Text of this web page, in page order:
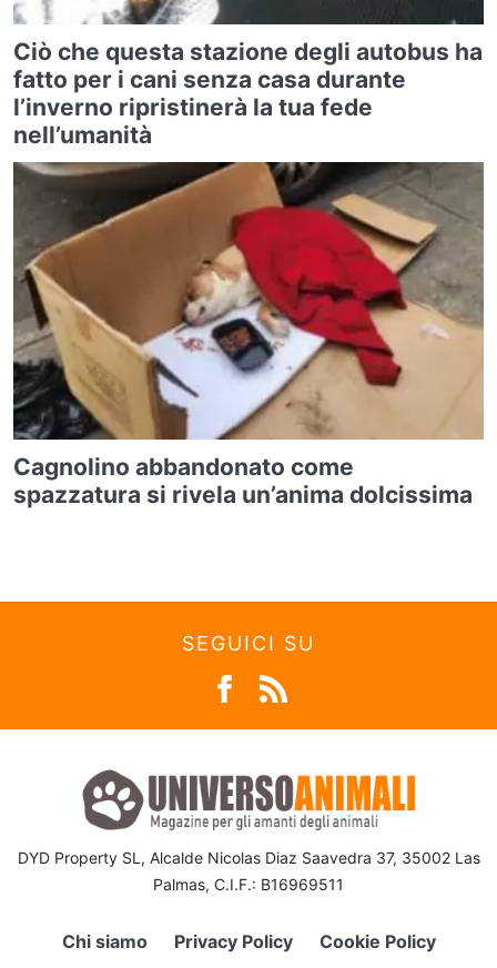
Ciò che questa stazione degli autobus ha
fatto per i cani senza casa durante
l’inverno ripristinerà la tua fede
nell’umanità
Cagnolino abbandonato come
spazzatura si rivela un’anima dolcissima
SEGUICI SU
DYD Property SL, Alcalde Nicolas Diaz Saavedra 37, 35002 Las
Palmas, C.I.F.: B16969511
Chi siamo Privacy Policy Cookie Policy